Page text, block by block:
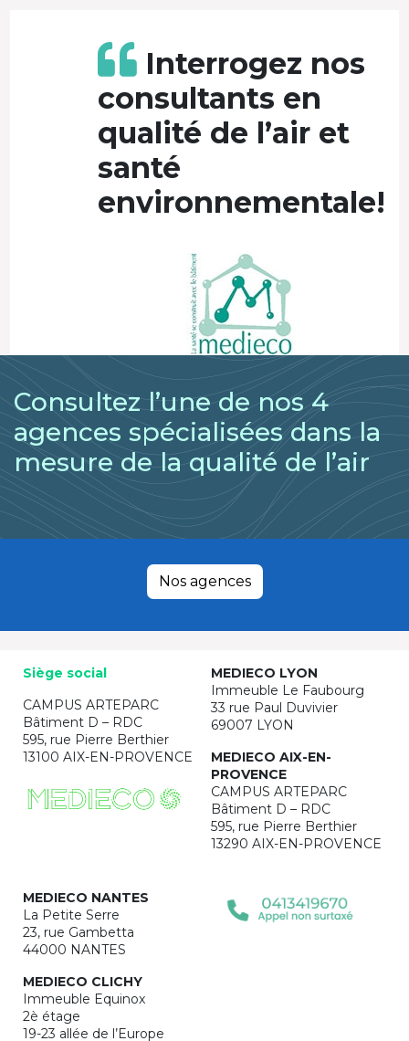
Interrogez nos
consultants en
qualité de l’air et
santé
environnementale!
Consultez l’une de nos 4
agences spécialisées dans la
mesure de la qualité de l’air
Nos agences
Siège social
CAMPUS ARTEPARC
Bâtiment D – RDC
595, rue Pierre Berthier
13100 AIX-EN-PROVENCE
MEDIECO LYON
Immeuble Le Faubourg
33 rue Paul Duvivier
69007 LYON
MEDIECO AIX-EN-
PROVENCE
CAMPUS ARTEPARC
Bâtiment D – RDC
595, rue Pierre Berthier
13290 AIX-EN-PROVENCE
MEDIECO NANTES
La Petite Serre
23, rue Gambetta
44000 NANTES
MEDIECO CLICHY
Immeuble Equinox
2è étage
19-23 allée de l’Europe